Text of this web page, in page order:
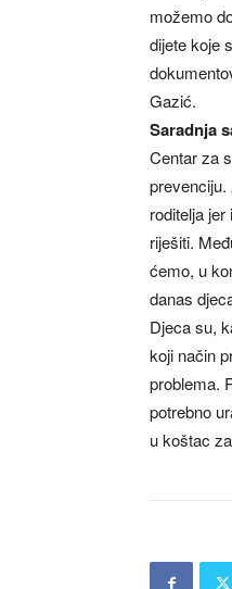
možemo
dijete koje
Gazić.
Saradnja
Centar za
prevenciju.
roditelja
riješiti.
ćemo, u
danas
Djeca su,
koji način
problema.
potrebno
u koštac